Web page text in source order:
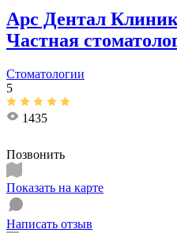
Арс Дентал
Частная
Стоматологии
5
1435
Позвонить
Показать на карте
Написать отзыв